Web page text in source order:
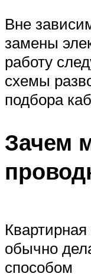
Вне
замены
работу
схемы
подбора
Зачем
обычно
способом